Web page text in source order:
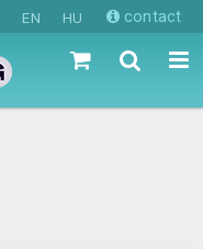
EN HU contact